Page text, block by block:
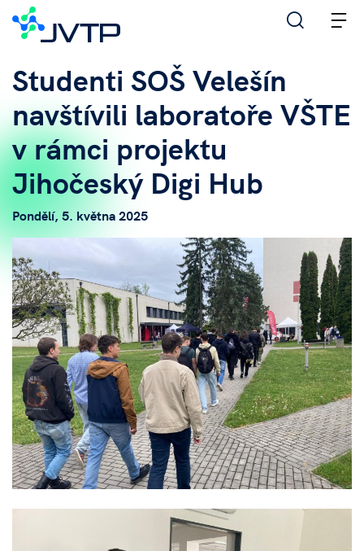
Studenti SOŠ Velešín
navštívili laboratoře VŠTE
v rámci projektu
Jihočeský Digi Hub
Pondělí, 5. května 2025